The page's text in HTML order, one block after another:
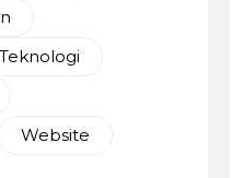
Teknologi
Website